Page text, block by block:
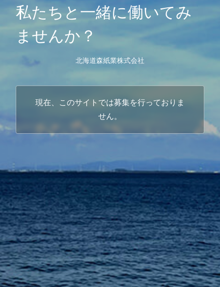
私たちと一緒に働いてみ
ませんか？
北海道森紙業株式会社
現在、このサイトでは募集を行っておりま
せん。